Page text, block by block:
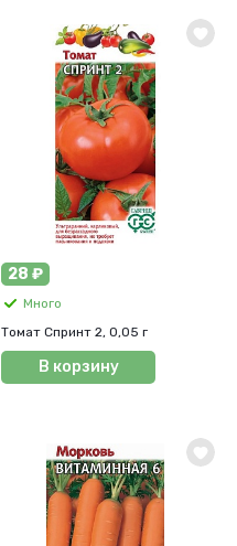
28 ₽
Много
Томат Спринт 2, 0,05 г
В корзину